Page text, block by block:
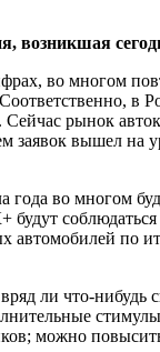
возникшая
во многом
в
рынок
заявок вышел
во многом
автомобилей
ли что-
можно